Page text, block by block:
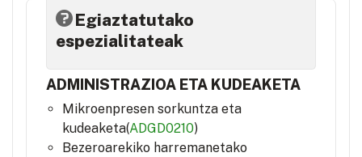
Egiaztatutako
espezialitateak
ADMINISTRAZIOA ETA KUDEAKETA
Mikroenpresen sorkuntza eta
kudeaketa(ADGD0210)
Bezeroarekiko harremanetako